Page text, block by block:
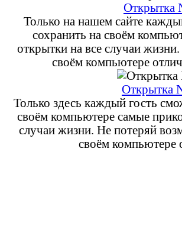
Открытка
Только на нашем сайте
сохранить на своём
открытки на все случаи
своём компьютере
Открытка
Только здесь каждый гость
своём компьютере самые
случаи жизни. Не потеряй
своём компьютере